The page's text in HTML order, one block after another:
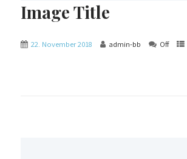
Image Title
22. November 2018 admin-bb Off